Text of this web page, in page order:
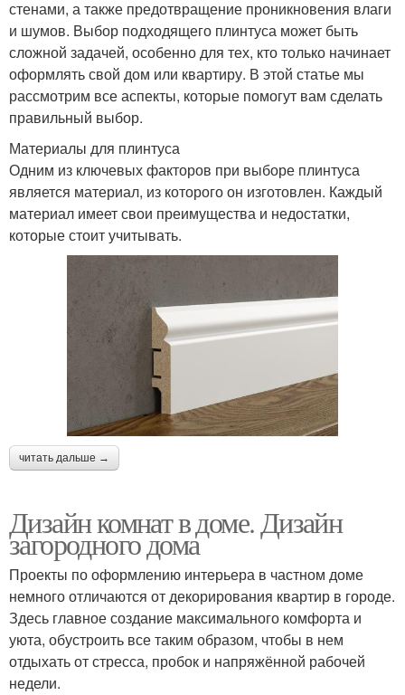
стенами, а также предотвращение проникновения влаги
и шумов. Выбор подходящего плинтуса может быть
сложной задачей, особенно для тех, кто только начинает
оформлять свой дом или квартиру. В этой статье мы
рассмотрим все аспекты, которые помогут вам сделать
правильный выбор.
Материалы для плинтуса
Одним из ключевых факторов при выборе плинтуса
является материал, из которого он изготовлен. Каждый
материал имеет свои преимущества и недостатки,
которые стоит учитывать.
читать дальше →
Дизайн комнат в доме. Дизайн
загородного дома
Проекты по оформлению интерьера в частном доме
немного отличаются от декорирования квартир в городе.
Здесь главное создание максимального комфорта и
уюта, обустроить все таким образом, чтобы в нем
отдыхать от стресса, пробок и напряжённой рабочей
недели.